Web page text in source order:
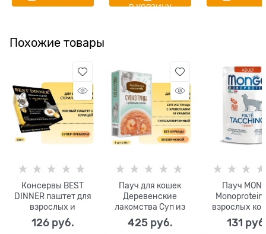
В КОРЗИНУ
Похожие товары
Консервы BEST
DINNER паштет для
взрослых и
стерилизованных
кошек с курицей
126 руб.
Пауч для кошек
Деревенские
лакомства Суп из
тунца с креветками
и крабом 4 шт х 35
425 руб.
Пауч
Monoprotein
взрослых
индейкой
Monoprotein
131